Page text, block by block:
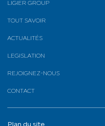
LIGIER GROUP
TOUT SAVOIR
ACTUALITÉS
LEGISLATION
REJOIGNEZ-NOUS
CONTACT